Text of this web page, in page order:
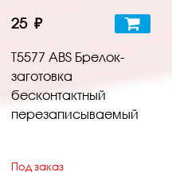
25 ₽
T5577 ABS Брелок-
заготовка
бесконтактный
перезаписываемый
Под заказ